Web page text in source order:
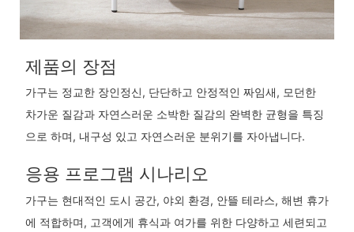
제품의 장점
가구는 정교한 장인정신, 단단하고 안정적인 짜임새, 모던한
차가운 질감과 자연스러운 소박한 질감의 완벽한 균형을 특징
으로 하며, 내구성 있고 자연스러운 분위기를 자아냅니다.
응용 프로그램 시나리오
가구는 현대적인 도시 공간, 야외 환경, 안뜰 테라스, 해변 휴가
에 적합하며, 고객에게 휴식과 여가를 위한 다양하고 세련되고